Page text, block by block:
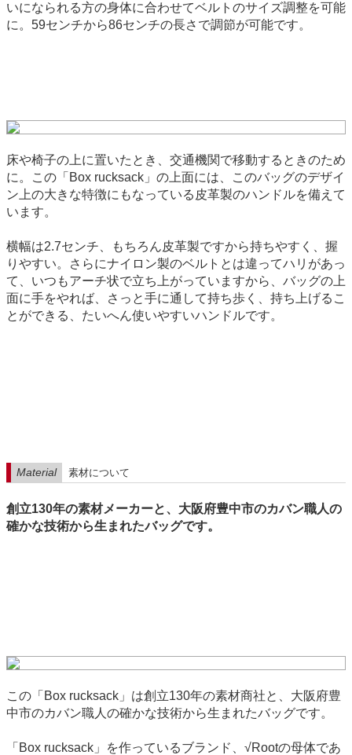
いになられる方の身体に合わせてベルトのサイズ調整を可能
に。59センチから86センチの長さで調節が可能です。
床や椅子の上に置いたとき、交通機関で移動するときのため
に。この「Box rucksack」の上面には、このバッグのデザイ
ン上の大きな特徴にもなっている皮革製のハンドルを備えて
います。
横幅は2.7センチ、もちろん皮革製ですから持ちやすく、握
りやすい。さらにナイロン製のベルトとは違ってハリがあっ
て、いつもアーチ状で立ち上がっていますから、バッグの上
面に手をやれば、さっと手に通して持ち歩く、持ち上げるこ
とができる、たいへん使いやすいハンドルです。
Material 素材について
創立130年の素材メーカーと、大阪府豊中市のカバン職人の
確かな技術から生まれたバッグです。
この「Box rucksack」は創立130年の素材商社と、大阪府豊
中市のカバン職人の確かな技術から生まれたバッグです。
「Box rucksack」を作っているブランド、√Rootの母体であ